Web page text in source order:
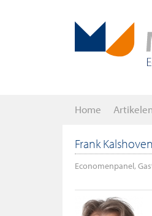
Home Artikelen
Frank Kalshoven
Economenpanel,